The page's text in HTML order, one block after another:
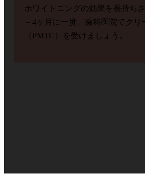
ホワイトニングの効果を長持ち
～4ヶ月に一度、歯科医院でクリ
（PMTC）を受けましょう。